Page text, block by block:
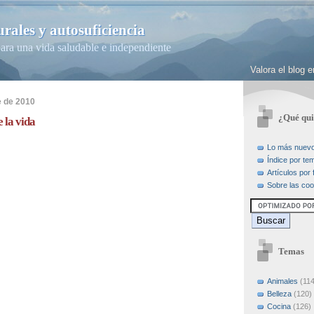
y autosuficiencia
una vida saludable e independiente
de 2010
la vida ¿Qué
Lo más
Índice por
Artículos por
Sobre las
Temas
Animales
Belleza (120)
Cocina (126)
Valora el blog